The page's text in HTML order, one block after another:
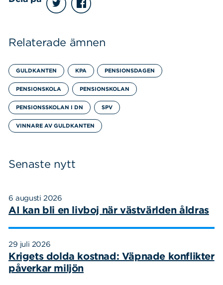
Relaterade ämnen
GULDKANTEN KPA PENSIONSDAGEN
PENSIONSKOLA PENSIONSKOLAN
PENSIONSSKOLAN I DN SPV
VINNARE AV GULDKANTEN
Senaste nytt
6 augusti 2026
AI kan bli en livboj när västvärlden åldras
29 juli 2026
Krigets dolda kostnad: Väpnade konflikter
påverkar miljön
Sök på sidan:Sök